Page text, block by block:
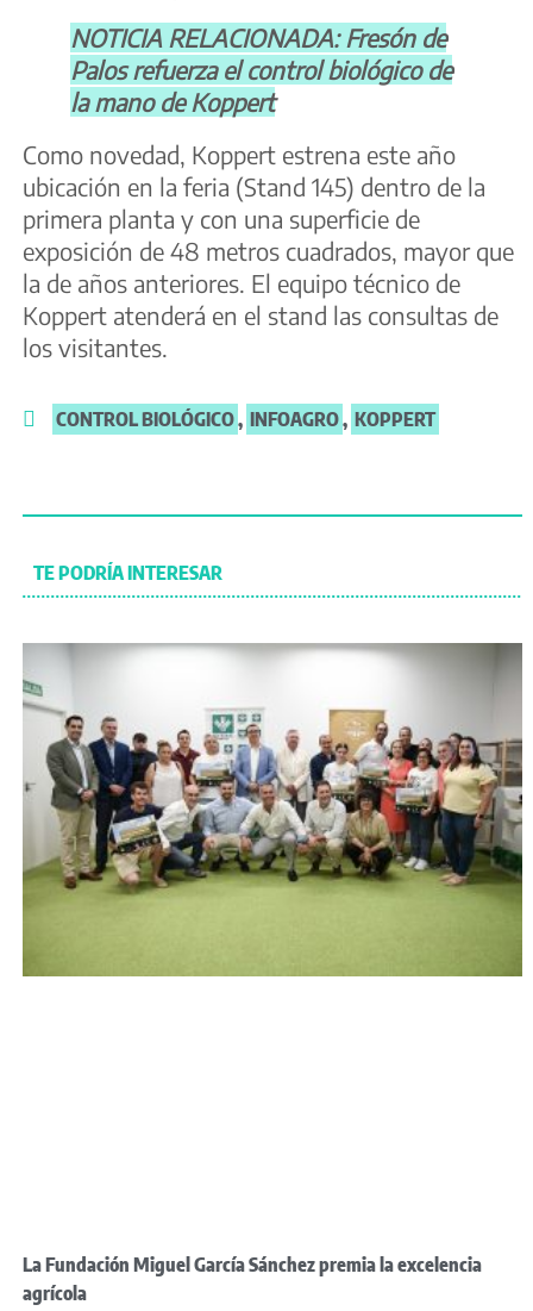
NOTICIA RELACIONADA: Fresón de
Palos refuerza el control biológico de
la mano de Koppert
Como novedad, Koppert estrena este año
ubicación en la feria (Stand 145) dentro de la
primera planta y con una superficie de
exposición de 48 metros cuadrados, mayor que
la de años anteriores. El equipo técnico de
Koppert atenderá en el stand las consultas de
los visitantes.
CONTROL BIOLÓGICO, INFOAGRO, KOPPERT
TE PODRÍA INTERESAR
La Fundación Miguel García Sánchez premia la excelencia
agrícola